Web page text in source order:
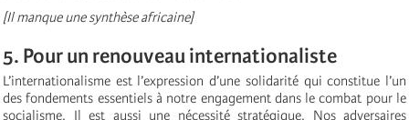
[Il manque une synthèse africaine]
5. Pour un renouveau internationaliste
L’internationalisme est l’expression d’une solidarité qui constitue l’un
des fondements essentiels à notre engagement dans le combat pour le
socialisme. Il est aussi une nécessité stratégique. Nos adversaires